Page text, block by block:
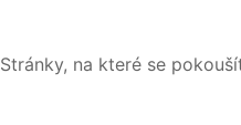
Stránky, na které se